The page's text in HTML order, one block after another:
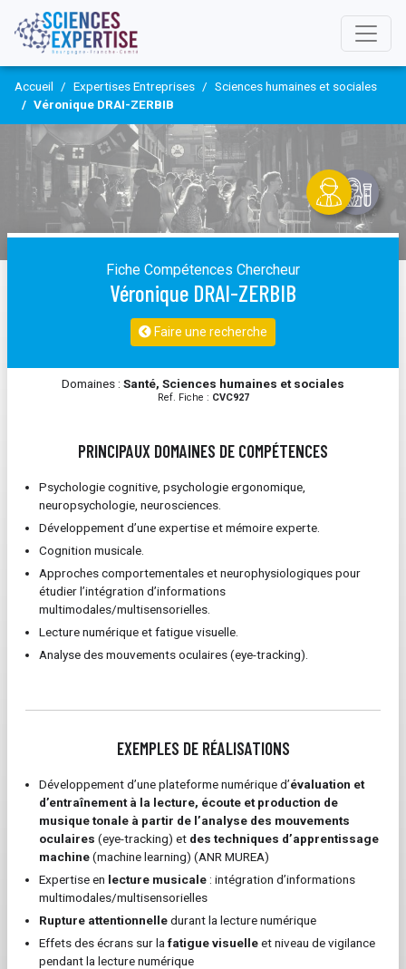
Accueil Expertises Entreprises
Sciences humaines et sociales
Véronique DRAI-ZERBIB
Fiche Compétences Chercheur
Véronique DRAI-ZERBIB
Faire une recherche
Domaines : Santé, Sciences humaines et sociales
Ref. Fiche : CVC927
PRINCIPAUX DOMAINES DE COMPÉTENCES
Psychologie cognitive, psychologie ergonomique,
neuropsychologie, neurosciences.
Développement d’une expertise et mémoire experte.
Cognition musicale.
Approches comportementales et neurophysiologiques pour
étudier l’intégration d’informations
multimodales/multisensorielles.
Lecture numérique et fatigue visuelle.
Analyse des mouvements oculaires (eye-tracking).
EXEMPLES DE RÉALISATIONS
Développement d’une plateforme numérique d’évaluation et
d’entraînement à la lecture, écoute et production de
musique tonale à partir de l’analyse des mouvements
oculaires (eye-tracking) et des techniques d’apprentissage
machine(machine learning) (ANR MUREA)
Expertise en lecture musicale : intégration d’informations
multimodales/multisensorielles
Rupture attentionnelledurant la lecture numérique
Effets des écrans sur la fatigue visuelleet niveau de vigilance
pendant la lecture numérique